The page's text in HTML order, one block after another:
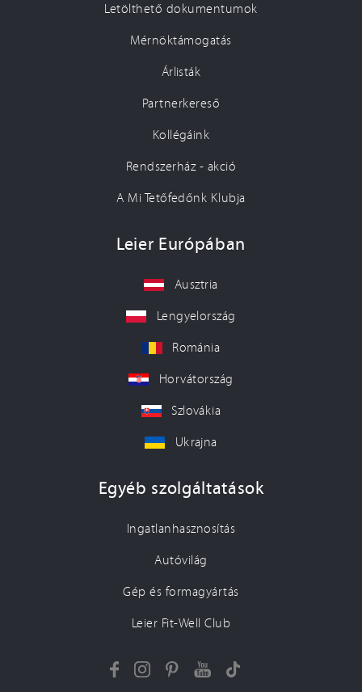
Letölthető dokumentumok
Mérnöktámogatás
Árlisták
Partnerkereső
Kollégáink
Rendszerház - akció
A Mi Tetőfedőnk Klubja
Leier Európában
Ausztria
Lengyelország
Románia
Horvátország
Szlovákia
Ukrajna
Egyéb szolgáltatások
Ingatlanhasznosítás
Autóvilág
Gép és formagyártás
Leier Fit-Well Club